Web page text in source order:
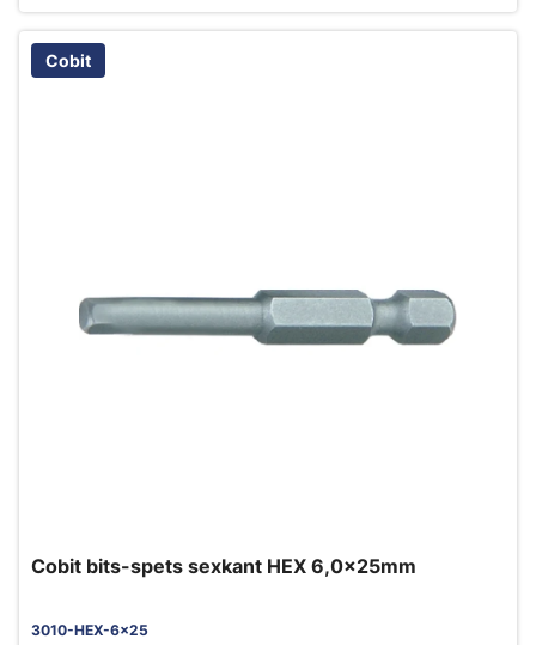
Cobit
Cobit bits-spets sexkant HEX 6,0x25mm
3010-HEX-6x25